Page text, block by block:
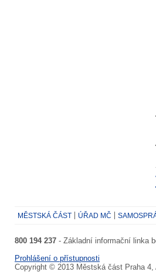
MĚSTSKÁ ČÁST ÚŘAD MČ
800 194 237 - Základní informační linka
Prohlášení o přístupnosti
Copyright © 2013 Městská část Praha